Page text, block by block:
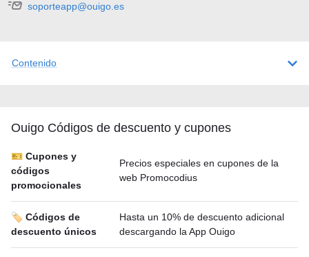
Contenido
Ouigo Códigos de descuento y cupones
🎫 Cupones y
códigos
promocionales
Precios especiales en cupones de la
web Promocodius
🏷️ Códigos de
descuento únicos
Hasta un 10% de descuento adicional
descargando la App Ouigo
soporteapp@ouigo.es